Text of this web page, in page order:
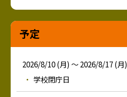
予定
2026/8/10 (月) ～ 2026/8/17 (月)
学校閉庁日